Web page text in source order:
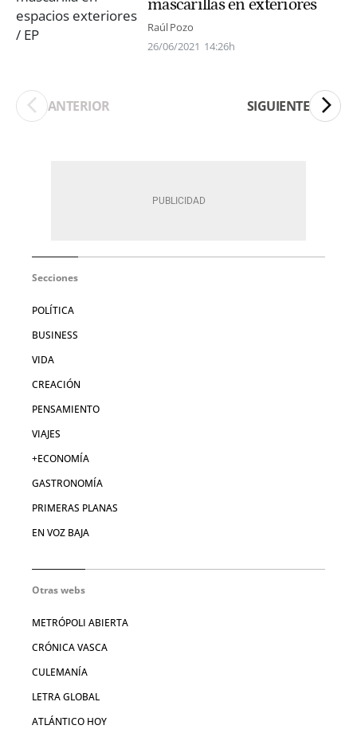
mascarillas en exteriores
Raúl Pozo
26/06/2021 14:26h
ANTERIOR SIGUIENTE
Secciones
POLÍTICA
BUSINESS
VIDA
CREACIÓN
PENSAMIENTO
VIAJES
+ECONOMÍA
GASTRONOMÍA
PRIMERAS PLANAS
EN VOZ BAJA
Otras webs
METRÓPOLI ABIERTA
CRÓNICA VASCA
CULEMANÍA
LETRA GLOBAL
ATLÁNTICO HOY